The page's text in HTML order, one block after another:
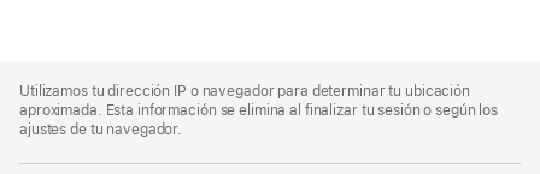
Footer
Utilizamos tu dirección IP o navegador para determinar tu ubicación
aproximada. Esta información se elimina al finalizar tu sesión o según los
ajustes de tu navegador.